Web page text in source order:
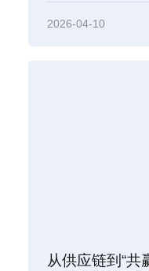
2026-04-10
从供应链到“共